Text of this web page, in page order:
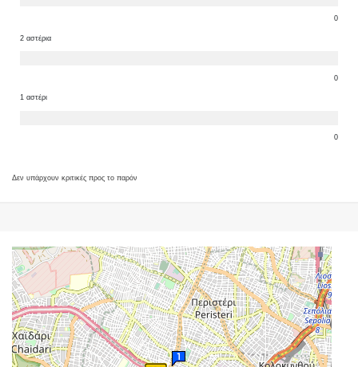
0
2 αστέρια
0
1 αστέρι
0
Δεν υπάρχουν κριτικές προς το παρόν